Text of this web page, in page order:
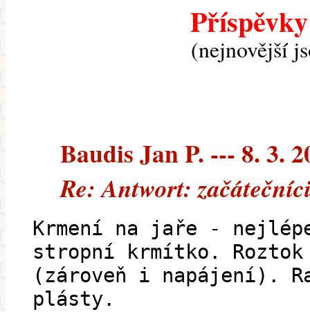
(nejnovější
Baudis Jan P. --- 8. 3.
Re: Antwort:
Krmení na jaře -
stropní krmítko.
(zároveň i napájení).
plásty.